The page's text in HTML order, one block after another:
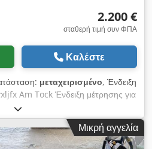
2.200 €
σταθερή τιμή συν ΦΠΑ
Καλέστε
μεταχειρισμένο, Ένδειξη
Am Tock Ένδειξη μέτρησης για
Μικρή αγγελία